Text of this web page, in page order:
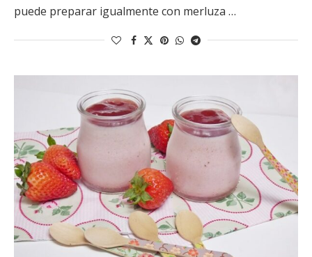
puede preparar igualmente con merluza …